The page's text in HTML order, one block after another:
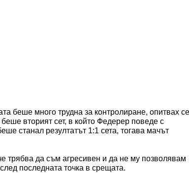
беше много трудна за контролиране, опитвах се
вторият сет, в който Федерер поведе с
станал резултатът 1:1 сета, тогава мачът
трябва да съм агресивен и да не му позволявам
последната точка в срещата.